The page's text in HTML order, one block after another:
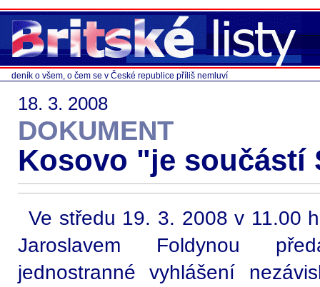
deník o všem, o čem se v České republice příliš nemluví
18. 3. 2008
DOKUMENT
Kosovo "je součástí
Ve středu 19. 3. 2008 v 11.00
Jaroslavem Foldynou
jednostranné vyhlášení